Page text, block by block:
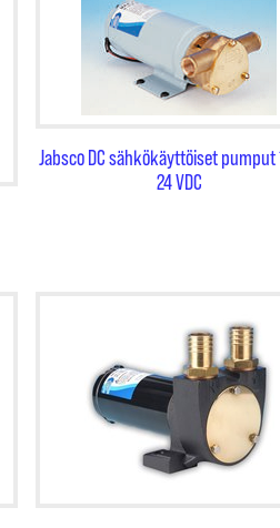
Jabsco DC sähkökäyttöiset pumput
24 VDC